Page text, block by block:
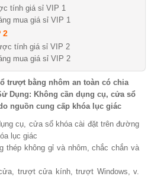
tính giá sỉ VIP 1
mua giá sỉ VIP 1
2
tính giá sỉ VIP 2
mua giá sỉ VIP 2
trượt bằng nhôm an toàn có chia
Dụng: Không cần dụng cụ, cửa sổ
nguồn cung cấp khóa lục giác
cụ, cửa sổ khóa cài đặt trên đường
lục giác
thép không gỉ và nhôm, chắc chắn và
trượt cửa kính, trượt Windows, v.